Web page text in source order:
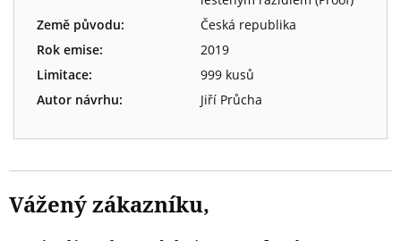
Země původu:
Česká republika
Rok emise:
2019
Limitace:
999 kusů
Autor návrhu:
Jiří Průcha
Vážený zákazníku,